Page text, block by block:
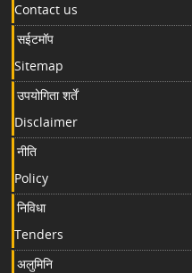
Contact us
सईटमॉप
Sitemap
उपयोगिता शर्तें
Disclaimer
नीति
Policy
निविधा
Tenders
अलुमिनि